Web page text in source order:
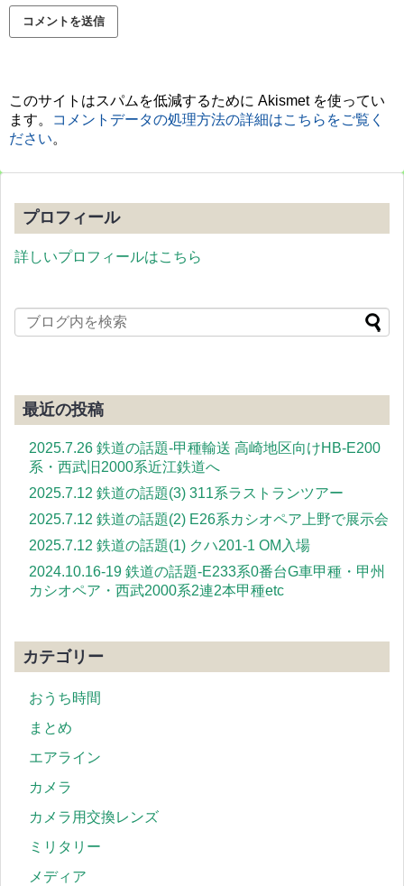
このサイトはスパムを低減するために Akismet を使ってい
ます。
コメントデータの処理方法の詳細はこちらをご覧く
ださい。
プロフィール
詳しいプロフィールはこちら
最近の投稿
2025.7.26 鉄道の話題-甲種輸送 高崎地区向けHB-E200
系・西武旧2000系近江鉄道へ
2025.7.12 鉄道の話題(3) 311系ラストランツアー
2025.7.12 鉄道の話題(2) E26系カシオペア上野で展示会
2025.7.12 鉄道の話題(1) クハ201-1 OM入場
2024.10.16-19 鉄道の話題-E233系0番台G車甲種・甲州
カシオペア・西武2000系2連2本甲種etc
カテゴリー
おうち時間
まとめ
エアライン
カメラ
カメラ用交換レンズ
ミリタリー
メディア